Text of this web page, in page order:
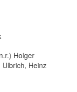
Holger
Heinz